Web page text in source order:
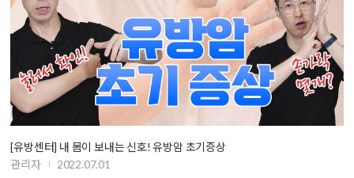
[유방센터] 내 몸이 보내는 신호! 유방암 초기증상
관리자
2022.07.01